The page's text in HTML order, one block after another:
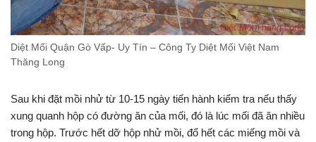
Diệt Mối Quận Gò Vấp- Uy Tín – Công Ty Diệt Mối Việt Nam
Thăng Long
Sau khi đặt mồi nhử từ 10-15 ngày tiến hành kiểm tra nếu thấy
xung quanh hộp có đường ăn của mối, đó là lúc mối đã ăn nhiều
trong hộp. Trước hết dỡ hộp nhử mồi, đổ hết các miếng mồi và